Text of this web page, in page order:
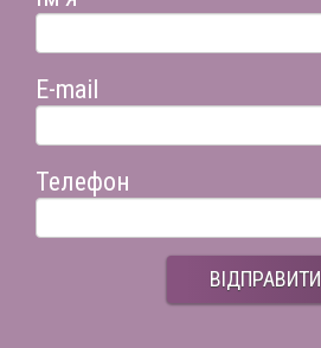
E-mail
Телефон
ВІДПРАВИТИ